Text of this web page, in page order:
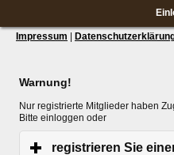
Impressum
Warnung!
Nur registrierte Mitglieder haben
Bitte einloggen oder
registrieren Sie